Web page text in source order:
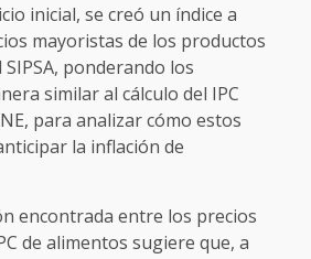
inicial, se creó un índice a
mayoristas de los productos
ponderando los
similar al cálculo del IPC
para analizar cómo estos
la inflación de
encontrada entre los precios
de alimentos sugiere que, a